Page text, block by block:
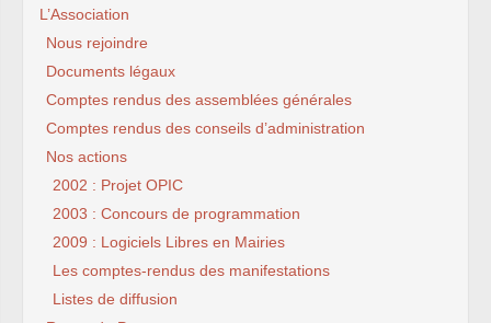
L’Association
Nous rejoindre
Documents légaux
Comptes rendus des assemblées générales
Comptes rendus des conseils d’administration
Nos actions
2002 : Projet OPIC
2003 : Concours de programmation
2009 : Logiciels Libres en Mairies
Les comptes-rendus des manifestations
Listes de diffusion